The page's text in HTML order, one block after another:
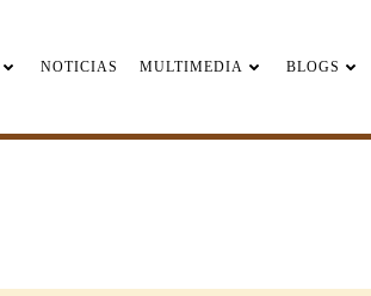
NOTICIAS MULTIMEDIA BLOGS